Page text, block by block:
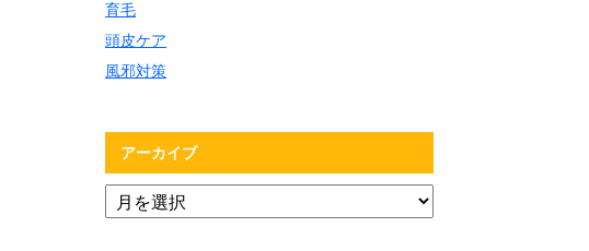
育毛
頭皮ケア
風邪対策
アーカイブ